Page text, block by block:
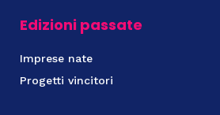
Edizioni passate
Imprese nate
Progetti vincitori